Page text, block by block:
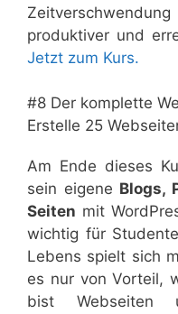
produktiver und
Jetzt zum Kurs.
#8 Der komplette
Erstelle 25
Am Ende dieses
sein eigene Blogs,
Seiten mit
wichtig für
Lebens spielt sich
es nur von Vorteil,
bist Webseiten